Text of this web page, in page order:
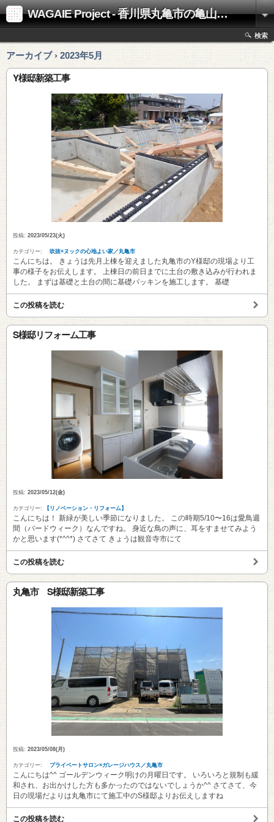
WAGAIE Project - 香川県丸亀市の亀山工務店
検索
アーカイブ › 2023年5月
Y様邸新築工事
投稿: 2023/05/23(火)
カテゴリー: 吹抜×ヌックの心地よい家／丸亀市
こんにちは。 きょうは先月上棟を迎えました丸亀市のY様邸の現場より工
事の様子をお伝えします。 上棟日の前日までに土台の敷き込みが行われま
した。 まずは基礎と土台の間に基礎パッキンを施工します。 基礎
この投稿を読む
S様邸リフォーム工事
投稿: 2023/05/12(金)
カテゴリー: 【リノベーション・リフォーム】
こんにちは！ 新緑が美しい季節になりました。 この時期5/10〜16は愛鳥週
間（バードウィーク）なんですね。 身近な鳥の声に、耳をすませてみよう
かと思います(*^^*) さてさて きょうは観音寺市にて
この投稿を読む
丸亀市 S様邸新築工事
投稿: 2023/05/08(月)
カテゴリー: プライベートサロン×ガレージハウス／丸亀市
こんにちは^^ ゴールデンウィーク明けの月曜日です。 いろいろと規制も緩
和され、お出かけした方も多かったのではないでしょうか^^ さてさて、今
日の現場だよりは丸亀市にて施工中のS様邸よりお伝えしますね
この投稿を読む